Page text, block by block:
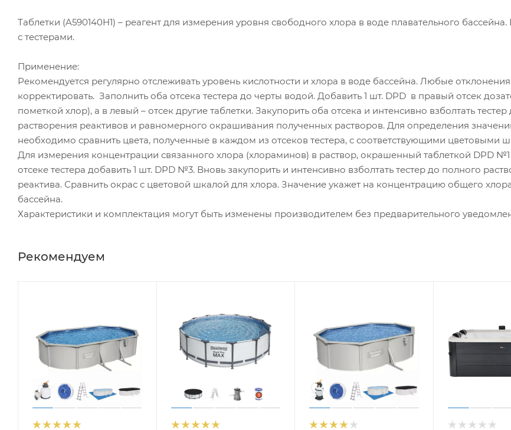
Таблетки (A590140H1) – реагент для измерения уровня свободного хлора в воде плавательного бассейна.
с тестерами.
Применение:
Рекомендуется регулярно отслеживать уровень кислотности и хлора в воде бассейна. Любые
корректировать. Заполнить оба отсека тестера до черты водой. Добавить 1 шт. DPD в правый отсек
пометкой хлор), а в левый – отсек другие таблетки. Закупорить оба отсека и интенсивно взболтать
растворения реактивов и равномерного окрашивания полученных растворов. Для определения
необходимо сравнить цвета, полученные в каждом из отсеков тестера, с соответствующими цветовыми
Для измерения концентрации связанного хлора (хлораминов) в раствор, окрашенный таблеткой DPD
отсеке тестера добавить 1 шт. DPD №3. Вновь закупорить и интенсивно взболтать тестер до полного
реактива. Сравнить окрас с цветовой шкалой для хлора. Значение укажет на концентрацию общего
бассейна.
Характеристики и комплектация могут быть изменены производителем без предварительного
Рекомендуем